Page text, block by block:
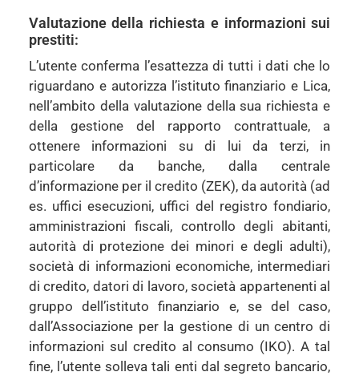
Valutazione della richiesta e informazioni sui
prestiti:
L’utente conferma l’esattezza di tutti i dati che lo
riguardano e autorizza l’istituto finanziario e Lica,
nell’ambito della valutazione della sua richiesta e
della gestione del rapporto contrattuale, a
ottenere informazioni su di lui da terzi, in
particolare da banche, dalla centrale
d’informazione per il credito (ZEK), da autorità (ad
es. uffici esecuzioni, uffici del registro fondiario,
amministrazioni fiscali, controllo degli abitanti,
autorità di protezione dei minori e degli adulti),
società di informazioni economiche, intermediari
di credito, datori di lavoro, società appartenenti al
gruppo dell’istituto finanziario e, se del caso,
dall’Associazione per la gestione di un centro di
informazioni sul credito al consumo (IKO). A tal
fine, l’utente solleva tali enti dal segreto bancario,